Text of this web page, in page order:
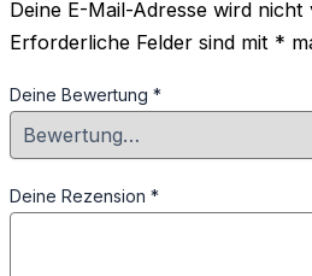
Deine E-Mail-Adresse wird
Erforderliche Felder sind mit *
Deine Bewertung *
Deine Rezension *